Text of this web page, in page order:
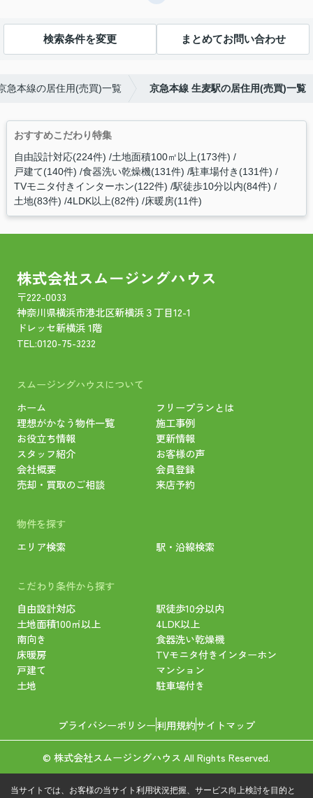
検索条件を変更 まとめてお問い合わせ
急本線の居住用(売買)一覧 京急本線 生麦駅の居住用(売買)一覧
おすすめこだわり特集
自由設計対応(224件) 土地面積100㎡以上(173件)
戸建て(140件) 食器洗い乾燥機(131件) 駐車場付き(131件)
TVモニタ付きインターホン(122件) 駅徒歩10分以内(84件)
土地(83件) 4LDK以上(82件) 床暖房(11件)
株式会社スムージングハウス
〒222-0033
神奈川県横浜市港北区新横浜３丁目12-1
ドレッセ新横浜 1階
TEL:0120-75-3232
スムージングハウスについて
ホーム
フリープランとは
理想がかなう物件一覧
施工事例
お役立ち情報
更新情報
スタッフ紹介
お客様の声
会社概要
会員登録
売却・買取のご相談
来店予約
物件を探す
エリア検索
駅・沿線検索
こだわり条件から探す
自由設計対応
駅徒歩10分以内
土地面積100㎡以上
4LDK以上
南向き
食器洗い乾燥機
床暖房
TVモニタ付きインターホン
戸建て
マンション
土地
駐車場付き
プライバシーポリシー利用規約サイトマップ
© 株式会社スムージングハウス All Rights Reserved.
当サイトでは、お客様の当サイト利用状況把握、サービス向上検討を目的と